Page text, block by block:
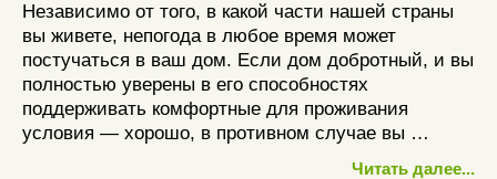
Независимо от того, в какой части нашей страны
вы живете, непогода в любое время может
постучаться в ваш дом. Если дом добротный, и вы
полностью уверены в его способностях
поддерживать комфортные для проживания
условия — хорошо, в противном случае вы …
Читать далее...